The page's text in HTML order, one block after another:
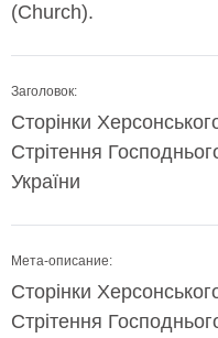
(Church).
Заголовок:
Сторінки
Стрітення
України
Мета-описание:
Сторінки
Стрітення